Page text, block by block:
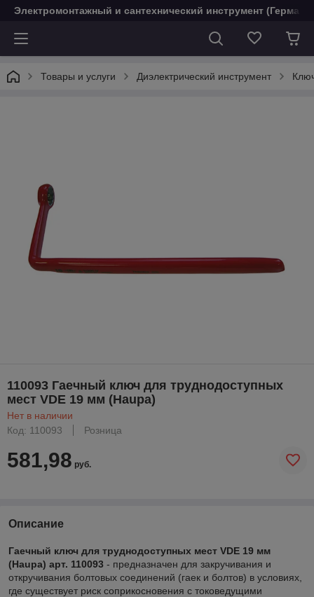
Электромонтажный и сантехнический инструмент
Товары и услуги Диэлектрический инструмент
110093 Гаечный ключ для труднодоступных
мест VDE 19 мм (Haupa)
Нет в наличии
Код: 110093
Розница
581,98 руб.
Описание
Гаечный ключ для труднодоступных мест VDE 19 мм
(Haupa) арт. 110093 - предназначен для закручивания и
откручивания болтовых соединений (гаек и болтов) в условиях,
где существует риск соприкосновения с токоведущими